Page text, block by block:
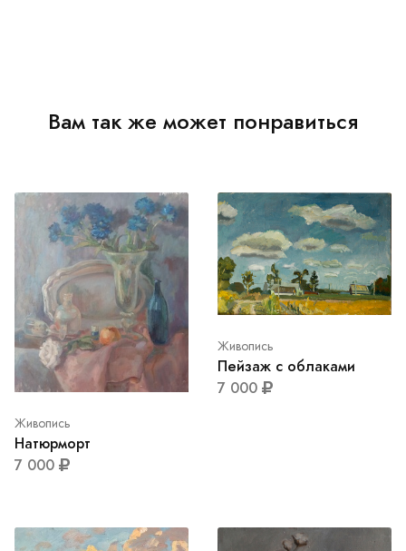
Вам так же может понравиться
Живопись
Натюрморт
7 000
Живопись
Пейзаж с облаками
7 000